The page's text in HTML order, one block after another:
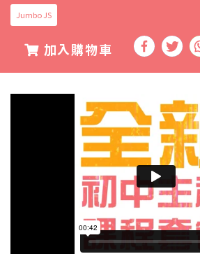
Jumbo JS
加入購物車